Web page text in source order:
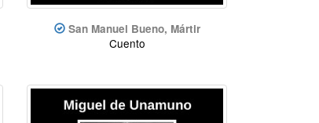
San Manuel Bueno, Mártir
Cuento